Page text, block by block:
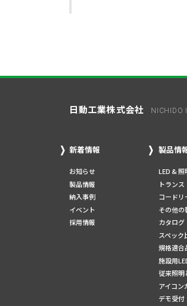
日動工業株式会社 NICHIDO
新着情報
お知らせ
製品情報
納入事例
イベント
採用情報
製品情
LED & 照
トランス
コードリ
その他の
カタログ
スペック
規格適合
施設用
従来照明
アイコン
デモ受付